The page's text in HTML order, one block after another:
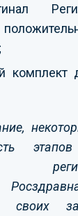
комплект